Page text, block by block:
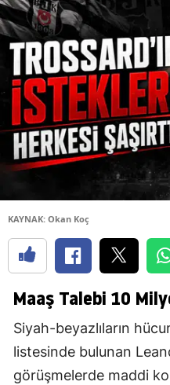
KAYNAK: Okan Koç
Maaş Talebi 10
Siyah-beyazlıların
listesinde bulunan
görüşmelerde maddi